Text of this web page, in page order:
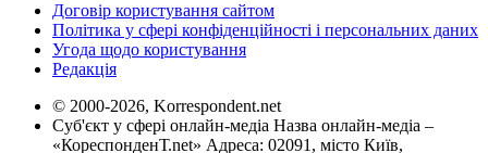
Договір користування сайтом
Політика у сфері конфіденційності і персональних даних
Угода щодо користування
Редакція
© 2000-2026, Korrespondent.net
Суб'єкт у сфері онлайн-медіа Назва онлайн-медіа –
«КореспонденТ.net» Адреса: 02091, місто Київ,